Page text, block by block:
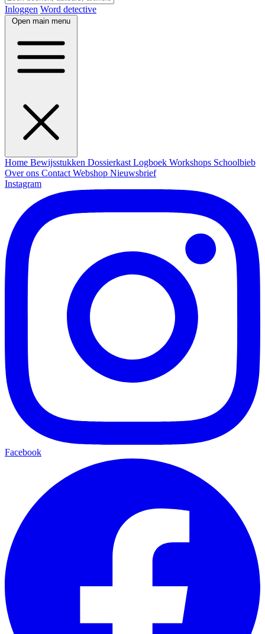
Inloggen Word detective
Open main menu
Home Bewijsstukken Dossierkast Logboek Workshops Schoolbieb
Over ons Contact Webshop Nieuwsbrief
Instagram
Facebook